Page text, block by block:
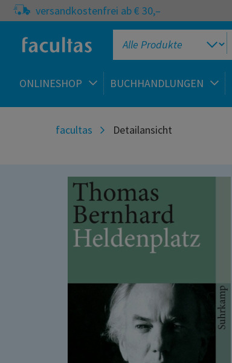
versandkostenfrei ab € 30,–
ONLINESHOP BUCHHANDLUNGEN
facultas Detailansicht